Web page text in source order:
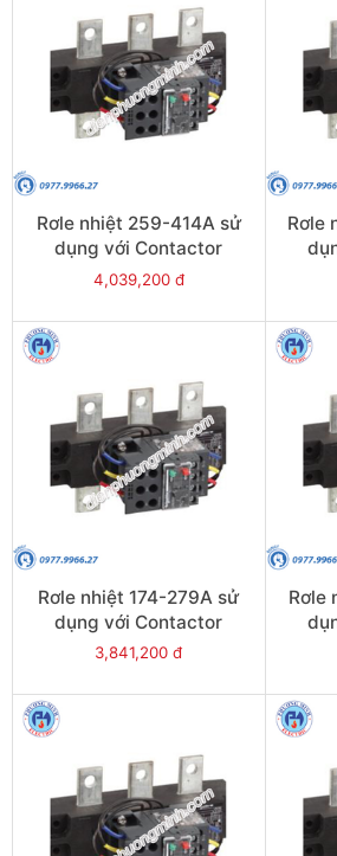
Rơle nhiệt 259-414A sử
dụng với Contactor
LC1E300-E400 - Model
4,039,200 đ
Rơle
Rơle nhiệt 174-279A sử
dụng với Contactor
LC1E250-E400 - Model
3,841,200 đ
Rơle